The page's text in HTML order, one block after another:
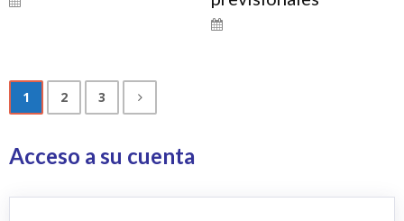
1 2 3
Acceso a su cuenta